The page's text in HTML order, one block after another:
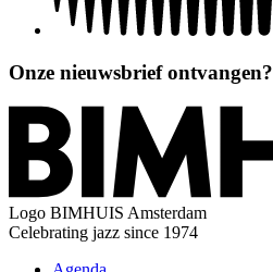
Onze nieuwsbrief ontvangen?
Logo BIMHUIS Amsterdam
Celebrating jazz since 1974